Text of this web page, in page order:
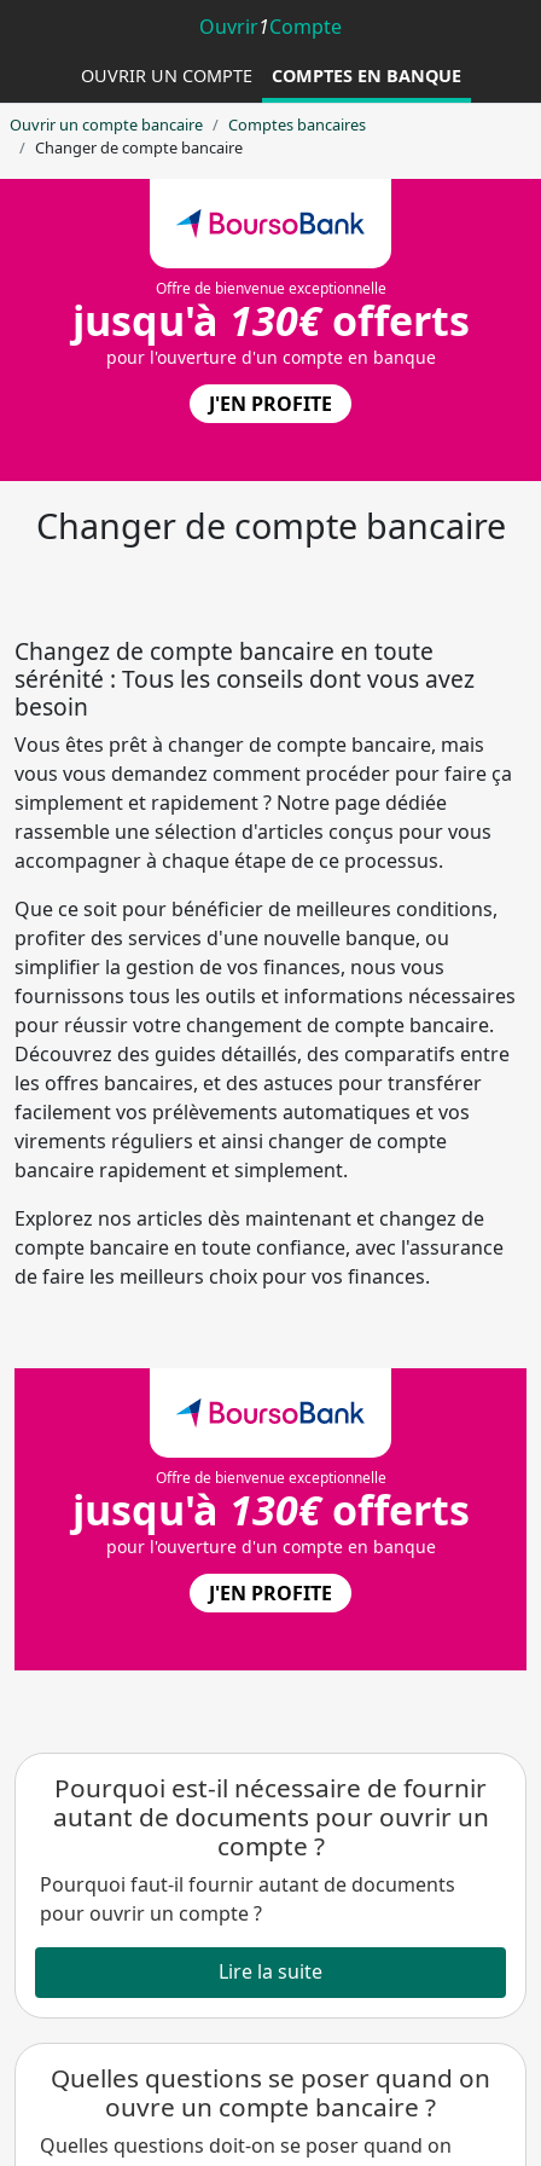
Ouvrir1Compte
OUVRIR UN COMPTE COMPTES EN BANQUE
Ouvrir un compte bancaire
Comptes bancaires
Changer de compte bancaire
Offre de bienvenue exceptionnelle
jusqu'à 130€offerts
pour l'ouverture d'un compte en banque
J'EN PROFITE
Changer de compte bancaire
Changez de compte bancaire en toute
sérénité : Tous les conseils dont vous avez
besoin
Vous êtes prêt à changer de compte bancaire, mais
vous vous demandez comment procéder pour faire ça
simplement et rapidement ? Notre page dédiée
rassemble une sélection d'articles conçus pour vous
accompagner à chaque étape de ce processus.
Que ce soit pour bénéficier de meilleures conditions,
profiter des services d'une nouvelle banque, ou
simplifier la gestion de vos finances, nous vous
fournissons tous les outils et informations nécessaires
pour réussir votre changement de compte bancaire.
Découvrez des guides détaillés, des comparatifs entre
les offres bancaires, et des astuces pour transférer
facilement vos prélèvements automatiques et vos
virements réguliers et ainsi changer de compte
bancaire rapidement et simplement.
Explorez nos articles dès maintenant et changez de
compte bancaire en toute confiance, avec l'assurance
de faire les meilleurs choix pour vos finances.
Offre de bienvenue exceptionnelle
jusqu'à 130€offerts
pour l'ouverture d'un compte en banque
J'EN PROFITE
Pourquoi est-il nécessaire de fournir
autant de documents pour ouvrir un
compte ?
Pourquoi faut-il fournir autant de documents
pour ouvrir un compte ?
Lire la suite
Quelles questions se poser quand on
ouvre un compte bancaire ?
Quelles questions doit-on se poser quand on